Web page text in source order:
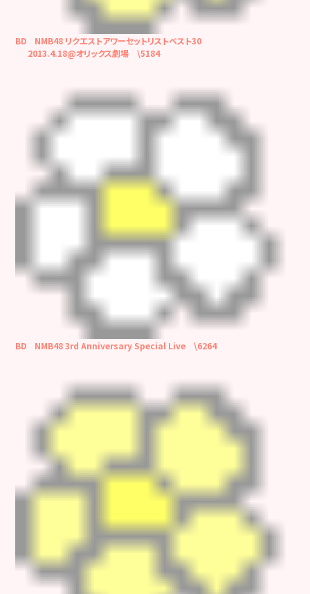
BD NMB48 リクエストアワーセットリストベスト30
2013.4.18@オリックス劇場 \5184
BD NMB48 3rd Anniversary Special Live \6264